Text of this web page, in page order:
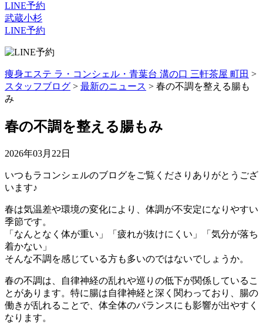
LINE予約
武蔵小杉
LINE予約
痩身エステ ラ・コンシェル・青葉台 溝の口 三軒茶屋 町田 >
スタッフブログ > 最新のニュース > 春の不調を整える腸も
み
春の不調を整える腸もみ
2026年03月22日
いつもラコンシェルのブログをご覧くださりありがとうござ
います♪
春は気温差や環境の変化により、体調が不安定になりやすい
季節です。
「なんとなく体が重い」「疲れが抜けにくい」「気分が落ち
着かない」
そんな不調を感じている方も多いのではないでしょうか。
春の不調は、自律神経の乱れや巡りの低下が関係しているこ
とがあります。特に腸は自律神経と深く関わっており、腸の
働きが乱れることで、体全体のバランスにも影響が出やすく
なります。